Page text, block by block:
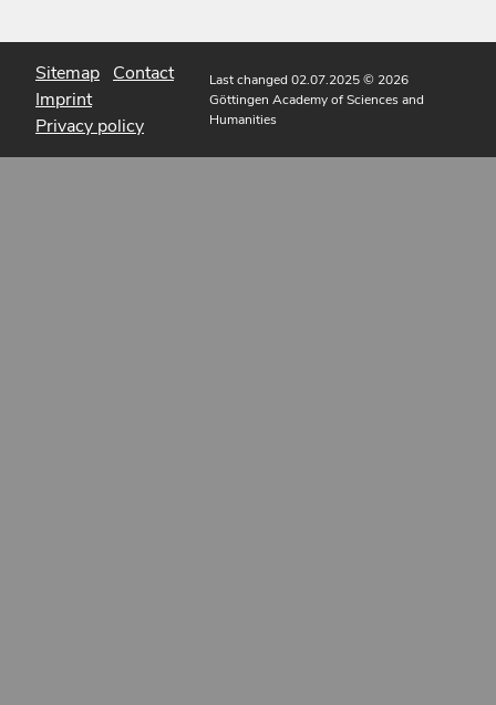
Sitemap Contact
Imprint
Privacy policy
Last changed 02.07.2025© 2026
Göttingen Academy of Sciences and
Humanities